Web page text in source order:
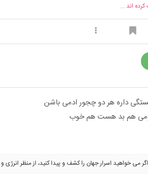
کرده اند ...
داره هر دو چجور ادمی باشن
هم بد هست هم خوب
اگر می خواهید اسرار جهان را کشف و پیدا کنید، از منظر انرژی